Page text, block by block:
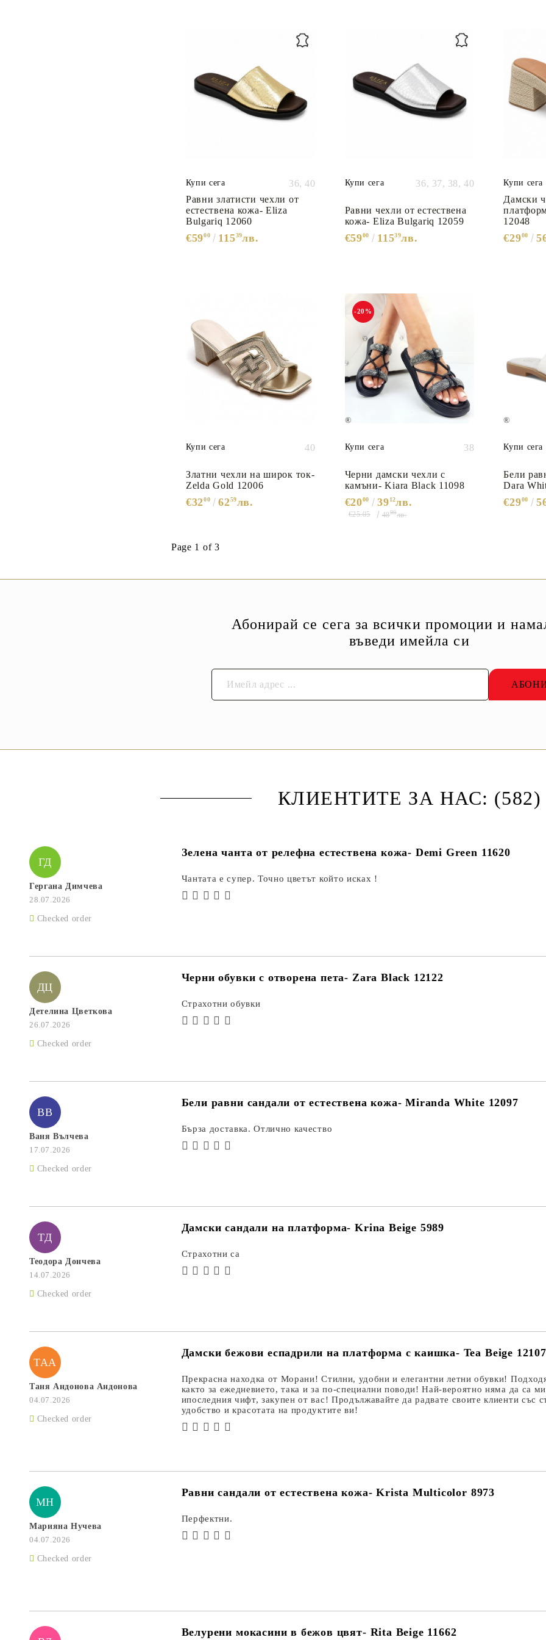
Купи сега 36, 40
Равни златисти чехли от
естествена кожа- Eliza
Bulgariq 12060
€5900 11539лв.
Купи сега 36, 37, 38, 40
Равни чехли от естествена
кожа- Eliza Bulgariq 12059
€5900 11539лв.
Купи сега
Дамски
12048
€2900
Купи сега 40
Златни чехли на широк ток-
Zelda Gold 12006
€3200 6259лв.
-20%
Купи сега 38
Черни дамски чехли с
камъни- Kiara Black 11098
€2000 3912лв.
€25.05 4899лв.
Купи сега
Бели
Dara
€2900
Page 1 of 3
Абонирай се сега за всички промоции и
въведи имейла си
КЛИЕНТИТЕ ЗА НАС: (582)
ГД
Гергана Димчева
28.07.2026
Checked order
Зелена чанта от релефна естествена кожа- Demi Green 11620
Чантата е супер. Точно цветът който исках !
ДЦ
Детелина Цветкова
26.07.2026
Checked order
Черни обувки с отворена пета- Zara Black 12122
Страхотни обувки
ВВ
Ваня Вълчева
17.07.2026
Checked order
Бели равни сандали от естествена кожа- Miranda White 12097
Бърза доставка. Отлично качество
ТД
Теодора Дончева
14.07.2026
Checked order
Дамски сандали на платформа- Krina Beige 5989
Страхотни са
ТАА
Таня Андонова Андонова
04.07.2026
Checked order
Дамски бежови еспадрили на платформа с каишка- Tea Beige 12107
Прекрасна находка от Морани! Стилни, удобни и елегантни летни обувки!
както за ежедневието, така и за по-специални поводи! Най-вероятно няма да са ми
ипоследния чифт, закупен от вас! Продължавайте да радвате своите клиенти със
удобство и красотата на продуктите ви!
МН
Марияна Нучева
04.07.2026
Checked order
Равни сандали от естествена кожа- Krista Multicolor 8973
Перфектни.
Велурени мокасини в бежов цвят- Rita Beige 11662